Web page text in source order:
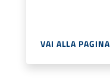
VAI ALLA PAGINA